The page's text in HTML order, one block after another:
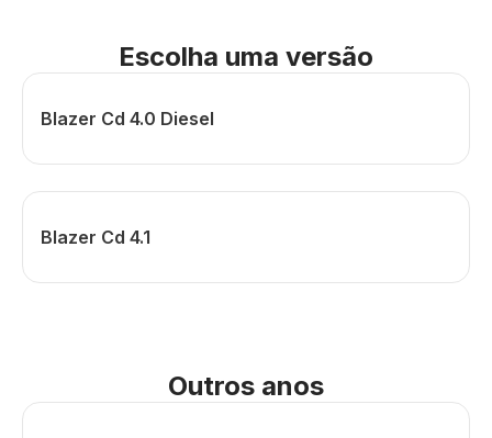
Escolha uma versão
Blazer Cd 4.0 Diesel
Blazer Cd 4.1
Outros anos